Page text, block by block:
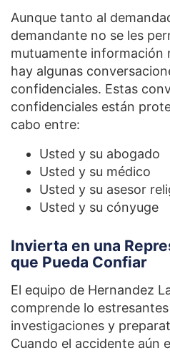
Aunque tanto al
demandante no se les
mutuamente información
hay algunas
confidenciales. Estas
confidenciales están
cabo entre:
Usted y su abogado
Usted y su médico
Usted y su asesor
Usted y su cónyuge
Invierta en una
que Pueda Confiar
El equipo de Hernandez
comprende lo
investigaciones y
Cuando el accidente aún